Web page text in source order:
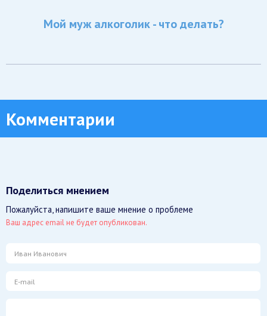
Мой муж алкоголик - что делать?
Комментарии
Поделиться мнением
Пожалуйста, напишите ваше мнение о проблеме
Ваш адрес email не будет опубликован.